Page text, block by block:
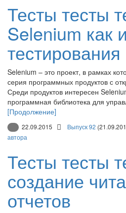
Тесты тесты
Selenium как
тестирования
Selenium – это проект, в рамках
серия программных продуктов с
Среди продуктов интересен
программная библиотека для
[Продолжение]
22.09.2015 Выпуск 92
автора
Тесты тесты
создание
отчетов